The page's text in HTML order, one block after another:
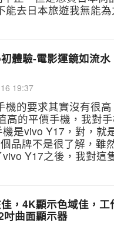
能去日本旅遊我無能
體驗-電影運鏡如流
19:37
機的要求其實沒有很
高的平價手機，我對
是vivo Y17，對，就
品牌不是很了解，雖
Y17之後，我對這
，4K顯示色域佳，
曲面顯示器